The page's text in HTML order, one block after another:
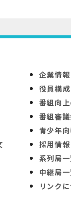
企業情報
役員構成
番組向
番組審
青少年
採用情報
系列局
中継局
リンク